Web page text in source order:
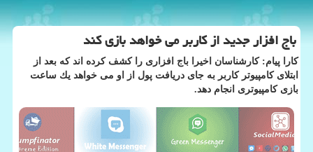
باج افزار جدید از كاربر می خواهد بازی كند
كارا پیام: كارشناسان اخیرا باج افزاری را كشف كرده اند كه بعد از
ابتلای كامپیوتر كاربر به جای دریافت پول از او می خواهد یك ساعت
بازی كامپیوتری انجام دهد.